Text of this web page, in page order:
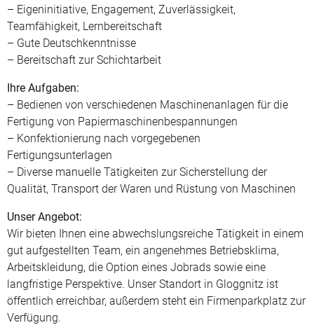
– Eigeninitiative, Engagement, Zuverlässigkeit,
Teamfähigkeit, Lernbereitschaft
– Gute Deutschkenntnisse
– Bereitschaft zur Schichtarbeit
Ihre Aufgaben:
– Bedienen von verschiedenen Maschinenanlagen für die
Fertigung von Papiermaschinenbespannungen
– Konfektionierung nach vorgegebenen
Fertigungsunterlagen
– Diverse manuelle Tätigkeiten zur Sicherstellung der
Qualität, Transport der Waren und Rüstung von Maschinen
Unser Angebot:
Wir bieten Ihnen eine abwechslungsreiche Tätigkeit in einem
gut aufgestellten Team, ein angenehmes Betriebsklima,
Arbeitskleidung, die Option eines Jobrads sowie eine
langfristige Perspektive. Unser Standort in Gloggnitz ist
öffentlich erreichbar, außerdem steht ein Firmenparkplatz zur
Verfügung.